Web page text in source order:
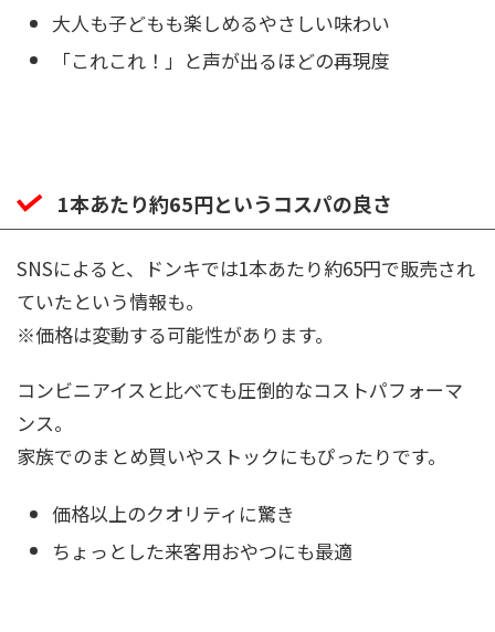
大人も子どもも楽しめるやさしい味わい
「これこれ！」と声が出るほどの再現度
1本あたり約65円というコスパの良さ
SNSによると、ドンキでは1本あたり約65円で販売され
ていたという情報も。
※価格は変動する可能性があります。
コンビニアイスと比べても圧倒的なコストパフォーマ
ンス。
家族でのまとめ買いやストックにもぴったりです。
価格以上のクオリティに驚き
ちょっとした来客用おやつにも最適